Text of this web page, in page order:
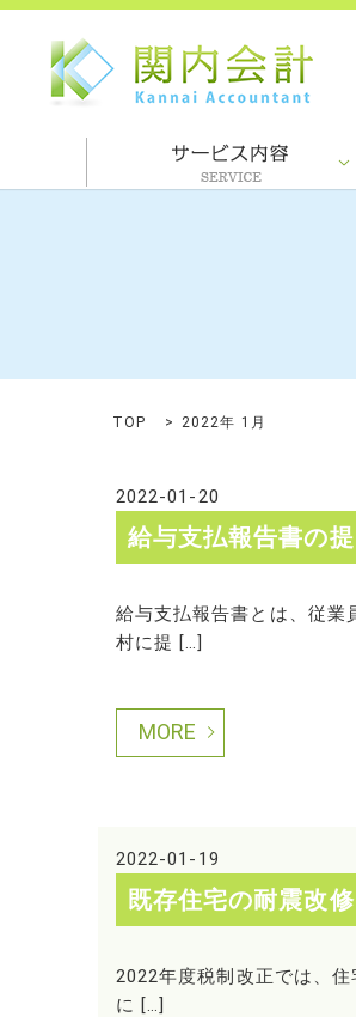
TOP 2022年 1月
2022-01-20
給与支払報告書の
給与支払報告書とは、従業
村に提 […]
MORE
2022-01-19
既存住宅の耐震改
2022年度税制改正では、
に […]